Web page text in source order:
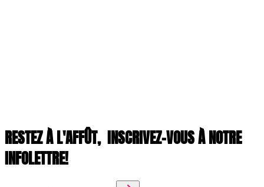
RESTEZ À L'AFFÛT, INSCRIVEZ-VOUS À NOTRE
INFOLETTRE!